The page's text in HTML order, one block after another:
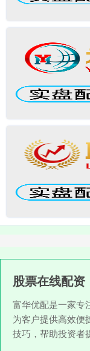
股票在线配资
富华优配是一家专
为客户提供高效便
技巧，帮助投资者